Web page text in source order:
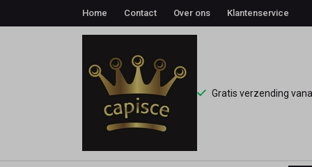
Home Contact Over ons Klantenservice
Gratis verzending